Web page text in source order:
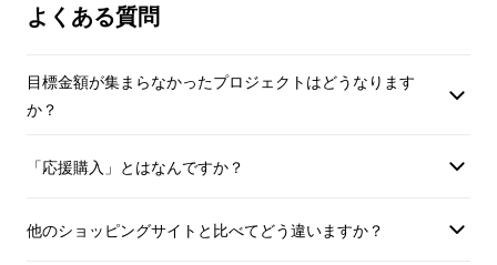
よくある質問
目標金額が集まらなかったプロジェクトはどうなります
か？
「応援購入」とはなんですか？
他のショッピングサイトと比べてどう違いますか？